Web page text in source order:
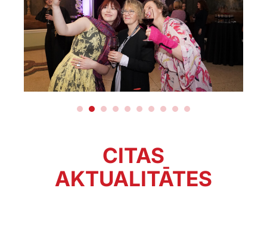
CITAS
AKTUALITĀTES